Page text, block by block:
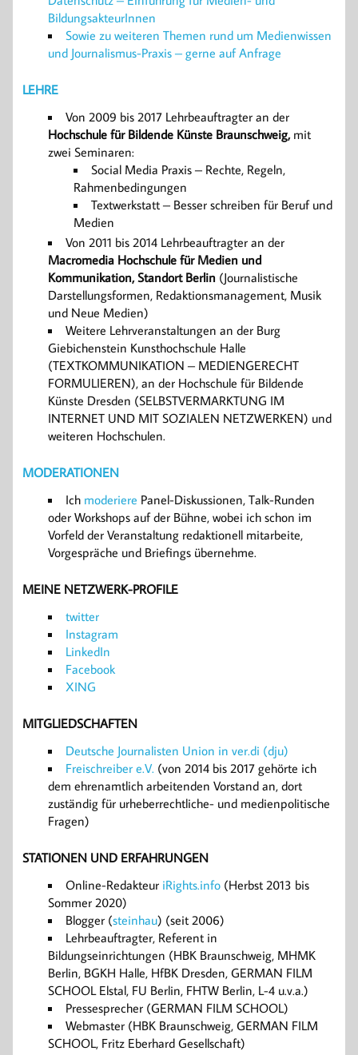
BildungsakteurInnen
Sowie zu weiteren Themen rund um Medienwissen
und Journalismus-Praxis – gerne auf Anfrage
LEHRE
Von 2009 bis 2017 Lehrbeauftragter an der
Hochschule für Bildende Künste Braunschweig,mit
zwei Seminaren:
Social Media Praxis – Rechte, Regeln,
Rahmenbedingungen
Textwerkstatt – Besser schreiben für Beruf und
Medien
Von 2011 bis 2014 Lehrbeauftragter an der
Macromedia Hochschule für Medien und
Kommunikation, Standort Berlin (Journalistische
Darstellungsformen, Redaktionsmanagement, Musik
und Neue Medien)
Weitere Lehrveranstaltungen an der Burg
Giebichenstein Kunsthochschule Halle
(TEXTKOMMUNIKATION – MEDIENGERECHT
FORMULIEREN), an der Hochschule für Bildende
Künste Dresden (SELBSTVERMARKTUNG IM
INTERNET UND MIT SOZIALEN NETZWERKEN) und
weiteren Hochschulen.
MODERATIONEN
Ich moderiere Panel-Diskussionen, Talk-Runden
oder Workshops auf der Bühne, wobei ich schon im
Vorfeld der Veranstaltung redaktionell mitarbeite,
Vorgespräche und Briefings übernehme.
MEINE NETZWERK-PROFILE
twitter
Instagram
LinkedIn
Facebook
XING
MITGLIEDSCHAFTEN
Deutsche Journalisten Union in ver.di (dju)
Freischreiber e.V. (von 2014 bis 2017 gehörte ich
dem ehrenamtlich arbeitenden Vorstand an, dort
zuständig für urheberrechtliche- und medienpolitische
Fragen)
STATIONEN UND ERFAHRUNGEN
Online-Redakteur iRights.info (Herbst 2013 bis
Sommer 2020)
Blogger (steinhau) (seit 2006)
Lehrbeauftragter, Referent in
Bildungseinrichtungen (HBK Braunschweig, MHMK
Berlin, BGKH Halle, HfBK Dresden, GERMAN FILM
SCHOOL Elstal, FU Berlin, FHTW Berlin, L-4 u.v.a.)
Pressesprecher (GERMAN FILM SCHOOL)
Webmaster (HBK Braunschweig, GERMAN FILM
SCHOOL, Fritz Eberhard Gesellschaft)